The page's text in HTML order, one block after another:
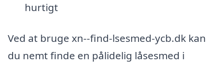
hurtigt
Ved at bruge xn--find-lsesmed-ycb.dk kan
du nemt finde en pålidelig låsesmed i